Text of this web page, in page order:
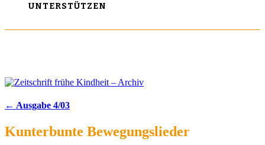
UNTERSTÜTZEN
← Ausgabe 4/03
Kunterbunte Bewegungslieder